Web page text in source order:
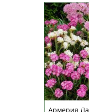
высотой
Соцветия
Армерия